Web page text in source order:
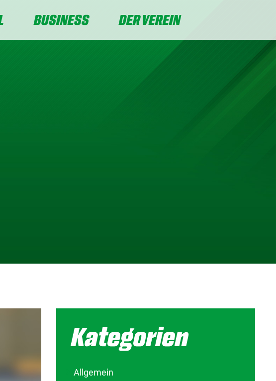
BUSINESS DER VEREIN
Kategorien
Allgemein